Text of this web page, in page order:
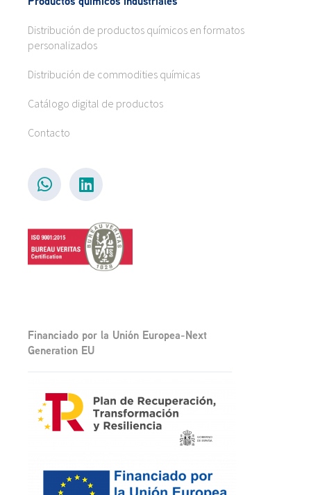
Distribución de productos químicos en formatos
personalizados
Distribución de commodities químicas
Catálogo digital de productos
Contacto
Financiado por la Unión Europea-Next
Generation EU